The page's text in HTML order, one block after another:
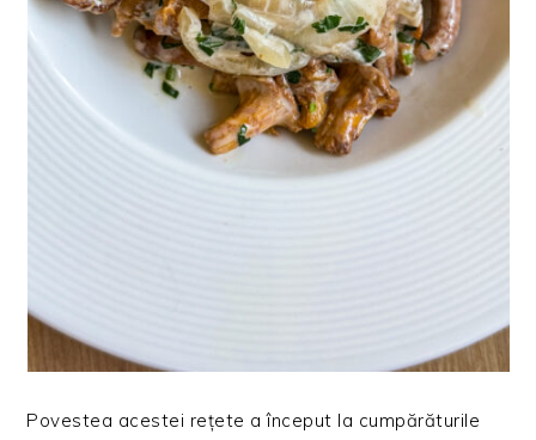
Povestea acestei rețete a început la cumpărăturile